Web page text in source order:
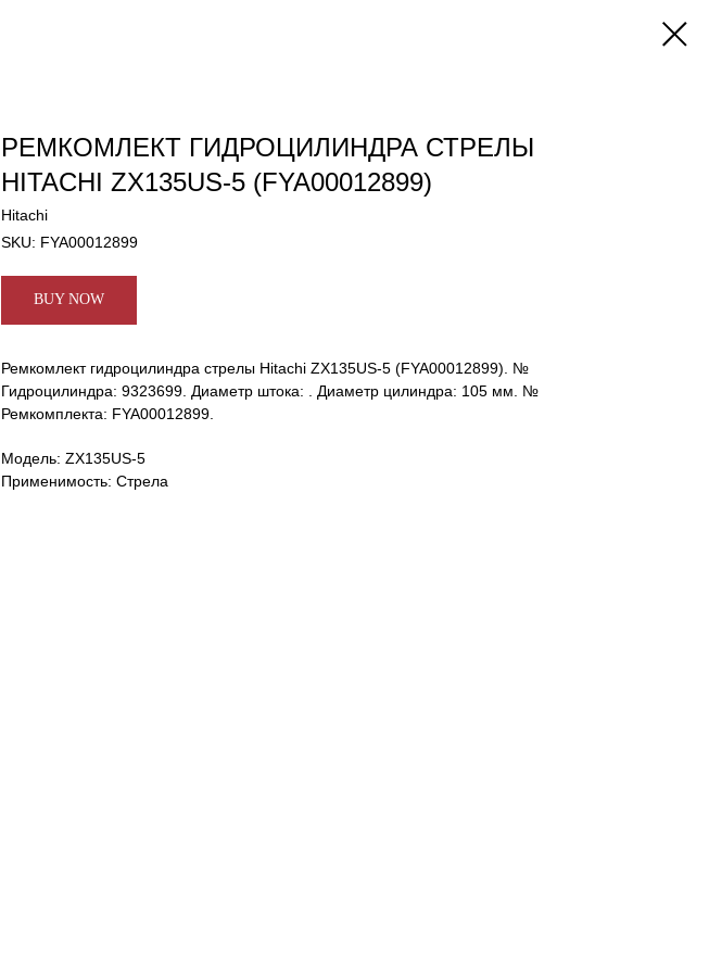
РЕМКОМЛЕКТ ГИДРОЦИЛИНДРА СТРЕЛЫ
HITACHI ZX135US-5 (FYA00012899)
Hitachi
SKU: FYA00012899
BUY NOW
Ремкомлект гидроцилиндра стрелы Hitachi ZX135US-5 (FYA00012899). №
Гидроцилиндра: 9323699. Диаметр штока: . Диаметр цилиндра: 105 мм. №
Ремкомплекта: FYA00012899.
Модель: ZX135US-5
Применимость: Стрела